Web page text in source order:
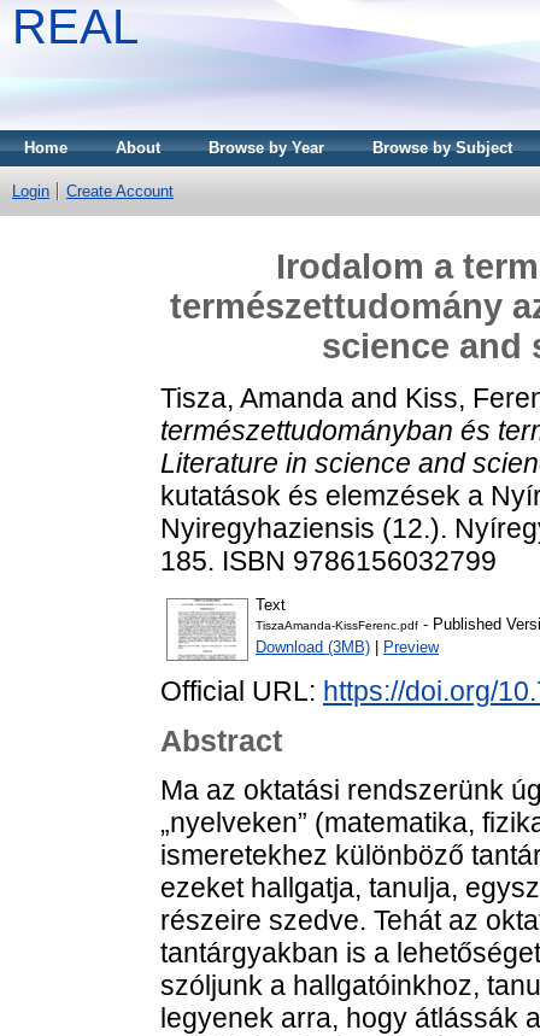
REAL
Home About Browse by Year Browse by Subject
Login Create Account
Irodalom a
természettudomány
science and
Tisza, Amanda and Kiss,
természettudományban és
Literature in science and
kutatások és elemzések a
Nyiregyhaziensis (12.).
185. ISBN 9786156032799
Text
TiszaAmanda-KissFerenc.pdf - Published
Download (3MB)
Preview
Official URL: https://doi.org/
Abstract
Ma az oktatási rendszerünk
„nyelveken” (matematika,
ismeretekhez különböző
ezeket hallgatja, tanulja,
részeire szedve. Tehát az
tantárgyakban is a
szóljunk a hallgatóinkhoz,
legyenek arra, hogy átlássák